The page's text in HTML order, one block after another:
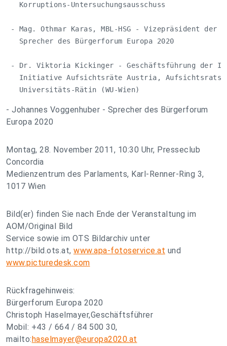
   Korruptions-Untersuchungsausschuss
- Mag. Othmar Karas, MBL-HSG - Vizepräsident der
   Sprecher des Bürgerforum Europa 2020
- Dr. Viktoria Kickinger - Geschäftsführung der
Initiative Aufsichtsräte Austria,
   Universitäts-Rätin (WU-Wien)
- Johannes Voggenhuber - Sprecher des Bürgerforum
Europa 2020
Montag, 28. November 2011, 10:30 Uhr, Presseclub
Concordia
Medienzentrum des Parlaments, Karl-Renner-Ring 3,
1017 Wien
Bild(er) finden Sie nach Ende der Veranstaltung im
AOM/Original Bild
Service sowie im OTS Bildarchiv unter
http://bild.ots.at, www.apa-fotoservice.at und
www.picturedesk.com
Rückfragehinweis:
Bürgerforum Europa 2020
Christoph Haselmayer,Geschäftsführer
Mobil: +43 / 664 / 84 500 30,
mailto:haselmayer@europa2020.at